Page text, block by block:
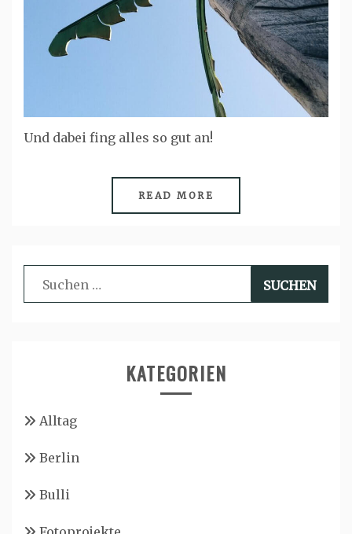
Und dabei fing alles so gut an!
READ MORE
Suchen
nach:
KATEGORIEN
Alltag
Berlin
Bulli